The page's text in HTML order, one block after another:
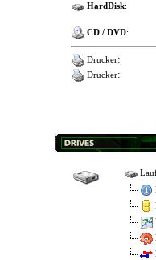
HardDisk:
CD / DVD:
Drucker:
Drucker: